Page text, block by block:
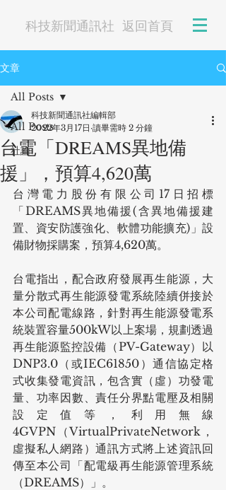
科技新聞通訊社 返回首頁
文章
All Posts
社論
All Posts
台電「DREAMS異地備
援」，預算4,620萬
科技新聞通訊社編輯部
2022年3月17日 讀畢需時 2 分鐘
台灣電力股份有限公司17日招標
「DREAMS異地備援(含異地備援建
置、資安防護強化、軟體功能擴充)」設
備財物採購案，預算4,620萬。
台電指出，配合政府發展再生能源，大
量分散式再生能源發電系統陸續併接於
本公司配電線路，針對再生能源發電系
統裝置容量500kW以上案場，規劃透過
再生能源監控設備（PV-Gateway）以
DNP3.0（或IEC61850）通信協定格
式收集發電資訊，包含實（虛）功發電
量、功率因數、責任分界點電壓及相關
設定值等，利用無線
4GVPN（VirtualPrivateNetwork，
虛擬私人網路）通訊方式將上述資訊回
傳至本公司「配電級再生能源管理系統
（DREAMS）」。